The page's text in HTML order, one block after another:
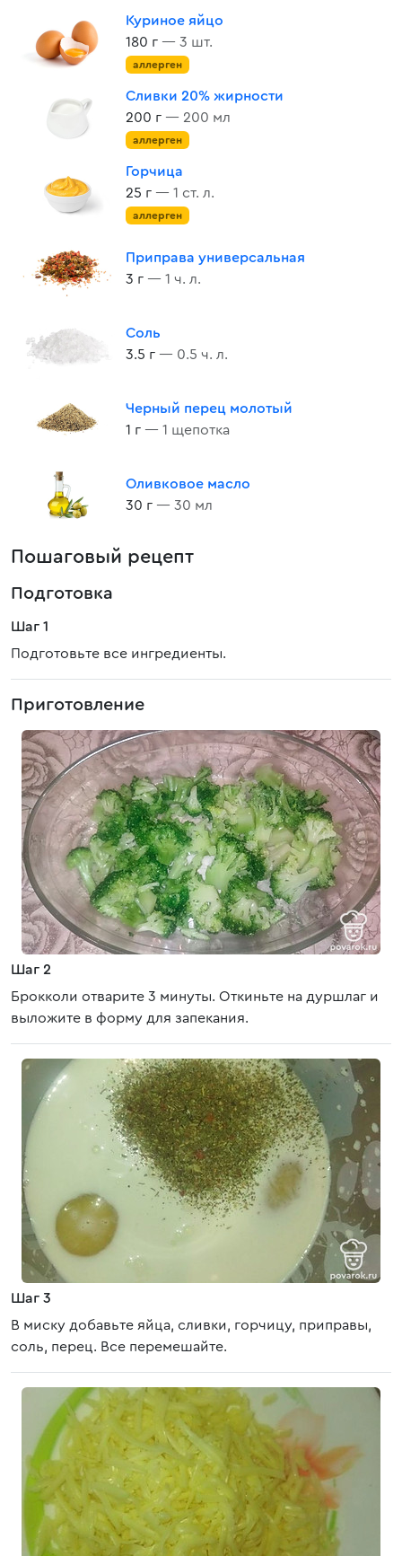
Куриное яйцо
180 г — 3 шт.
аллерген
Сливки 20% жирности
200 г — 200 мл
аллерген
Горчица
25 г — 1 ст. л.
аллерген
Приправа универсальная
3 г — 1 ч. л.
Соль
3.5 г — 0.5 ч. л.
Черный перец молотый
1 г — 1 щепотка
Оливковое масло
30 г — 30 мл
Пошаговый рецепт
Подготовка
Шаг 1
Подготовьте все ингредиенты.
Приготовление
Шаг 2
Брокколи отварите 3 минуты. Откиньте на дуршлаг и
выложите в форму для запекания.
Шаг 3
В миску добавьте яйца, сливки, горчицу, приправы,
соль, перец. Все перемешайте.